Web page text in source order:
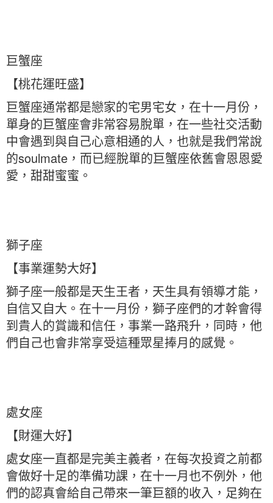
巨蟹座
【桃花運旺盛】
巨蟹座通常都是戀家的宅男宅女，在十一月份，
單身的巨蟹座會非常容易脫單，在一些社交活動
中會遇到與自己心意相通的人，也就是我們常說
的soulmate，而已經脫單的巨蟹座依舊會恩恩愛
愛，甜甜蜜蜜。
獅子座
【事業運勢大好】
獅子座一般都是天生王者，天生具有領導才能，
自信又自大。在十一月份，獅子座們的才幹會得
到貴人的賞識和信任，事業一路飛升，同時，他
們自己也會非常享受這種眾星捧月的感覺。
處女座
【財運大好】
處女座一直都是完美主義者，在每次投資之前都
會做好十足的準備功課，在十一月也不例外，他
們的認真會給自己帶來一筆巨額的收入，足夠在